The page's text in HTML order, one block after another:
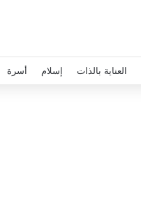
العناية بالذات إسلام أسرة